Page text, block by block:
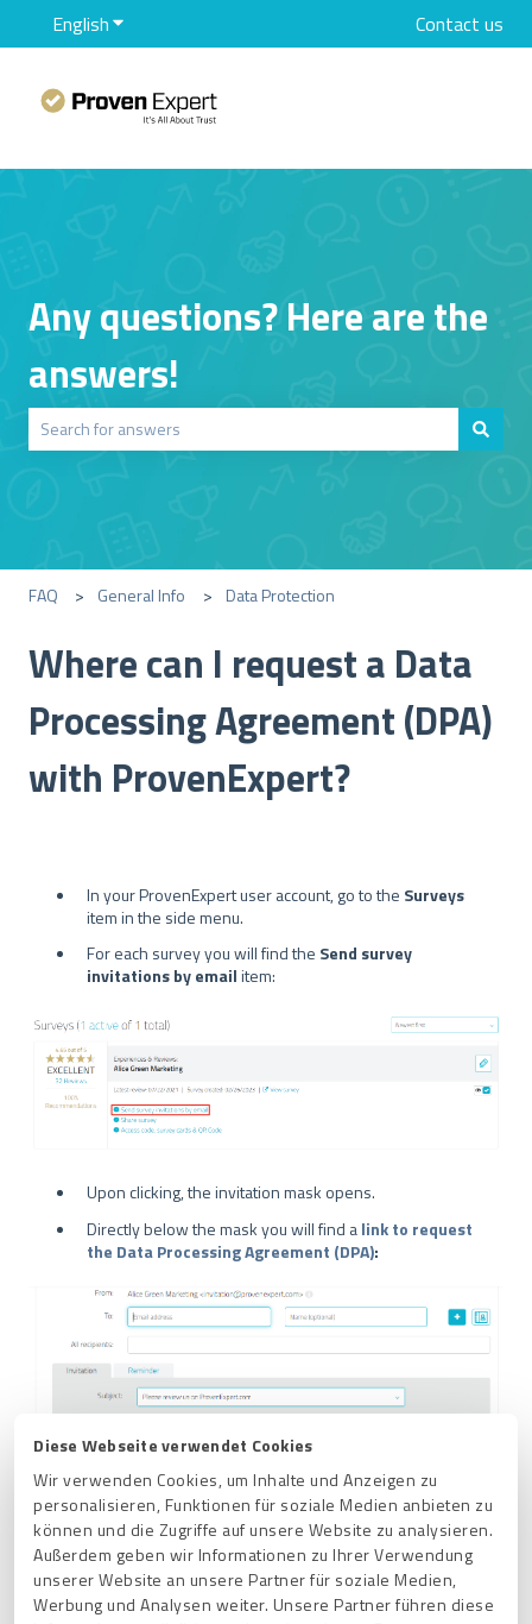
Diese Webseite verwendet Cookies
Wir verwenden Cookies, um Inhalte und Anzeigen zu
personalisieren, Funktionen für soziale Medien anbieten zu
können und die Zugriffe auf unsere Website zu analysieren.
Außerdem geben wir Informationen zu Ihrer Verwendung
unserer Website an unsere Partner für soziale Medien,
Werbung und Analysen weiter. Unsere Partner führen diese
EnglishShow submenu for translations Contact us
Any questions? Here are the
answers!
FAQ General Info Data Protection
Where can I request a Data
Processing Agreement (DPA)
with ProvenExpert?
In your ProvenExpert user account, go to the Surveys
item in the side menu.
For each survey you will find the Send survey
invitations by emailitem:
Upon clicking, the invitation mask opens.
Directly below the mask you will find alink to request
the Data Processing Agreement (DPA):